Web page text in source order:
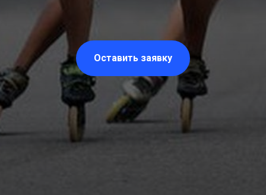
Оставить заявку